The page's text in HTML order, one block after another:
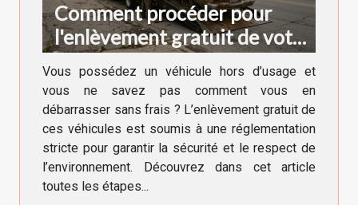
Comment procéder pour
l'enlèvement gratuit de votre
véhicule hors d'usage ?
Vous possédez un véhicule hors d’usage et
vous ne savez pas comment vous en
débarrasser sans frais ? L’enlèvement gratuit de
ces véhicules est soumis à une réglementation
stricte pour garantir la sécurité et le respect de
l’environnement. Découvrez dans cet article
toutes les étapes...